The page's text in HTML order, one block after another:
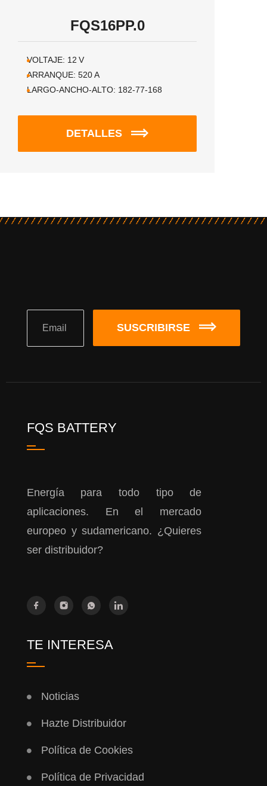
FQS16PP.0
VOLTAJE: 12 V
ARRANQUE: 520A
LARGO-ANCHO-ALTO: 182-77-168
DETALLES
SUSCRIBIRSE
FQS BATTERY
Energía para todo tipo de
aplicaciones. En el mercado
europeo y sudamericano. ¿Quieres
ser distribuidor?
TE INTERESA
Noticias
Hazte Distribuidor
Política de Cookies
Política de Privacidad